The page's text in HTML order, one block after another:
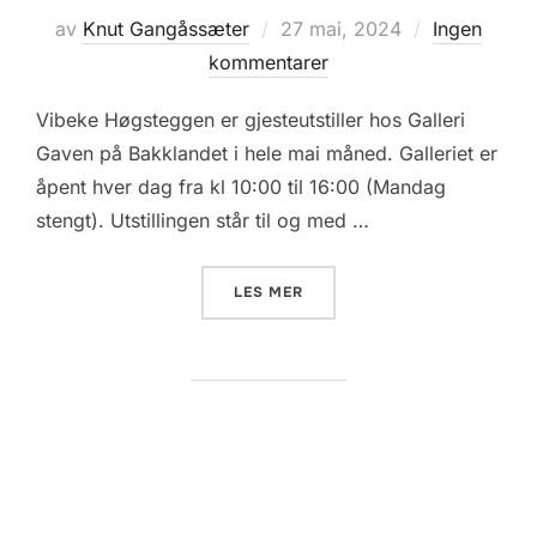
av Knut Gangåssæter
Posted
on
27 mai, 2024
Ingen
kommentarer
Vibeke Høgsteggen er gjesteutstiller hos Galleri
Gaven på Bakklandet i hele mai måned. Galleriet er
åpent hver dag fra kl 10:00 til 16:00 (Mandag
stengt). Utstillingen står til og med …
LES MER